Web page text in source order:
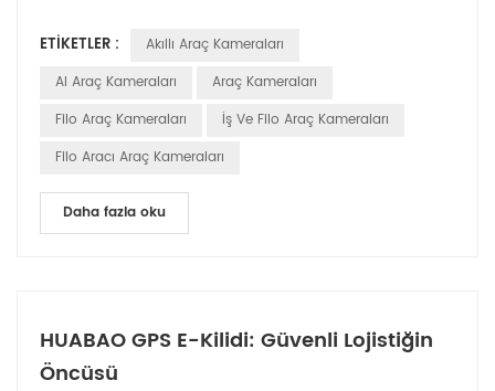
Akıllı araç içi kameralar çeşitli temel özellikler sunar ileri
teknolojisiyle ticari araçlara yönelik işlevsellik ve çok işlevlilik:
ETIKETLER :
Akıllı Araç Kameraları
AI Araç Kameraları
Araç Kameraları
Filo Araç Kameraları
İş Ve Filo Araç Kameraları
Filo Aracı Araç Kameraları
Daha fazla oku
HUABAO GPS E-Kilidi: Güvenli Lojistiğin
Öncüsü